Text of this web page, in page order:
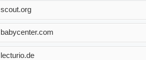
scout.org
babycenter.com
lecturio.de